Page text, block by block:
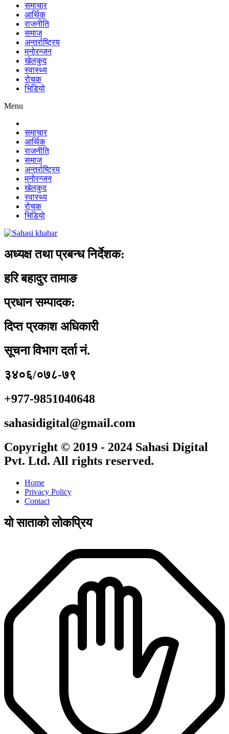
समाचार
आर्थिक
राजनीति
समाज
अन्तर्राष्ट्रिय
मनोरन्जन
खेलकुद
स्वास्थ्य
रोचक
भिडियो
Menu
समाचार
आर्थिक
राजनीति
समाज
अन्तर्राष्ट्रिय
मनोरन्जन
खेलकुद
स्वास्थ्य
रोचक
भिडियो
अध्यक्ष तथा प्रबन्ध निर्देशक:
हरि बहादुर तामाङ
प्रधान सम्पादक:
दिप्त प्रकाश अधिकारी
सूचना विभाग दर्ता नं.
३४०६/०७८-७९
+977-9851040648
sahasidigital@gmail.com
Copyright © 2019 - 2024 Sahasi Digital
Pvt. Ltd. All rights reserved.
Home
Privacy Policy
Contact
यो साताको लोकप्रिय